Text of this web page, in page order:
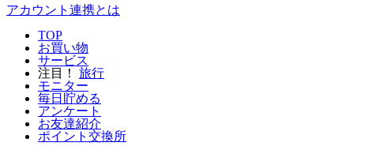
アカウント連携とは
TOP
お買い物
サービス
注目！
旅行
モニター
毎日貯める
アンケート
お友達紹介
ポイント交換所